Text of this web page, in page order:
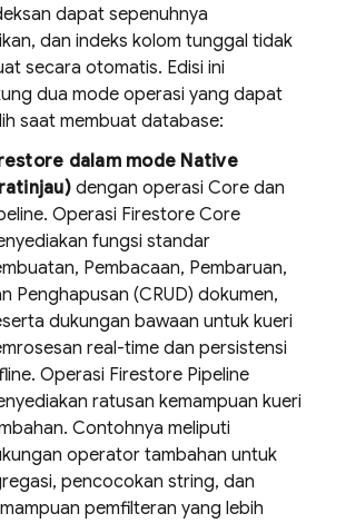
dapat sepenuhnya
dan indeks kolom tunggal tidak
secara otomatis. Edisi ini
dua mode operasi yang dapat
saat membuat database:
dalam mode Native
dengan operasi Core dan
Operasi Firestore Core
fungsi standar
Pembacaan, Pembaruan,
Penghapusan (CRUD) dokumen,
dukungan bawaan untuk kueri
real-time dan persistensi
Operasi Firestore Pipeline
ratusan kemampuan kueri
Contohnya meliputi
operator tambahan untuk
pencocokan string, dan
pemfilteran yang lebih